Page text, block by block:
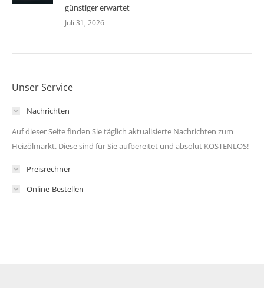
günstiger erwartet
Juli 31, 2026
Unser Service
Nachrichten
Auf dieser Seite finden Sie täglich aktualisierte Nachrichten zum
Heizölmarkt. Diese sind für Sie aufbereitet und absolut KOSTENLOS!
Preisrechner
Online-Bestellen